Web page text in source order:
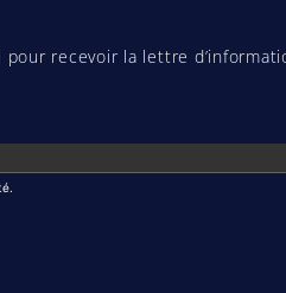
recevoir la lettre